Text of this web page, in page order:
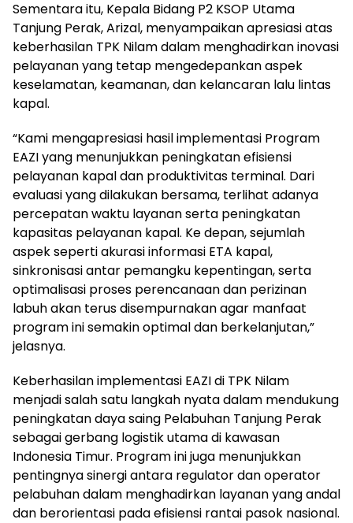
Sementara itu, Kepala Bidang P2 KSOP Utama
Tanjung Perak, Arizal, menyampaikan apresiasi atas
keberhasilan TPK Nilam dalam menghadirkan inovasi
pelayanan yang tetap mengedepankan aspek
keselamatan, keamanan, dan kelancaran lalu lintas
kapal.
“Kami mengapresiasi hasil implementasi Program
EAZI yang menunjukkan peningkatan efisiensi
pelayanan kapal dan produktivitas terminal. Dari
evaluasi yang dilakukan bersama, terlihat adanya
percepatan waktu layanan serta peningkatan
kapasitas pelayanan kapal. Ke depan, sejumlah
aspek seperti akurasi informasi ETA kapal,
sinkronisasi antar pemangku kepentingan, serta
optimalisasi proses perencanaan dan perizinan
labuh akan terus disempurnakan agar manfaat
program ini semakin optimal dan berkelanjutan,”
jelasnya.
Keberhasilan implementasi EAZI di TPK Nilam
menjadi salah satu langkah nyata dalam mendukung
peningkatan daya saing Pelabuhan Tanjung Perak
sebagai gerbang logistik utama di kawasan
Indonesia Timur. Program ini juga menunjukkan
pentingnya sinergi antara regulator dan operator
pelabuhan dalam menghadirkan layanan yang andal
dan berorientasi pada efisiensi rantai pasok nasional.